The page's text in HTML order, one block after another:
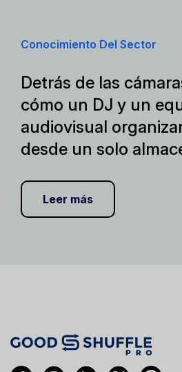
Conocimiento Del Sector
Detrás de las
cómo un DJ y un
audiovisual
desde un solo
Leer más